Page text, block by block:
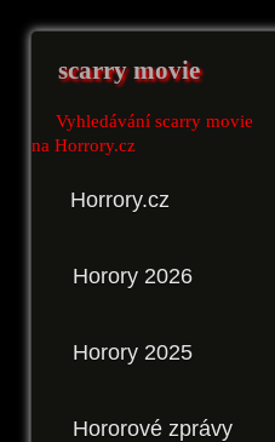
scarry movie
Vyhledávání scarry movie
na Horrory.cz
Horrory.cz
Horory 2026
Horory 2025
Hororové zprávy